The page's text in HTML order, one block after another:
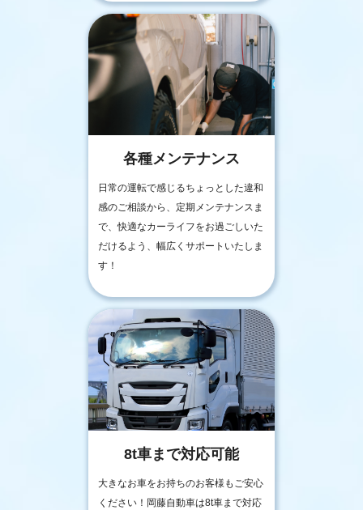
各種メンテナンス
日常の運転で感じるちょっとした違和
感のご相談から、定期メンテナンスま
で、快適なカーライフをお過ごしいた
だけるよう、幅広くサポートいたしま
す！
8t車まで対応可能
大きなお車をお持ちのお客様もご安心
ください！岡藤自動車は8t車まで対応